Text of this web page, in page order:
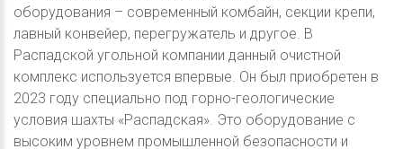
оборудования – современный комбайн, секции крепи,
лавный конвейер, перегружатель и другое. В
Распадской угольной компании данный очистной
комплекс используется впервые. Он был приобретен в
2023 году специально под горно-геологические
условия шахты «Распадская». Это оборудование с
высоким уровнем промышленной безопасности и